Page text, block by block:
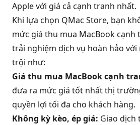
Apple với giá cả cạnh tranh nhất.
Khi lựa chọn QMac Store, bạn
mức giá thu mua MacBook cạnh
trải nghiệm dịch vụ hoàn hảo
trội như:
Giá thu mua MacBook cạnh
đưa ra mức giá tốt nhất thị
quyền lợi tối đa cho khách hàng.
Không kỳ kèo, ép giá: Giao dịch